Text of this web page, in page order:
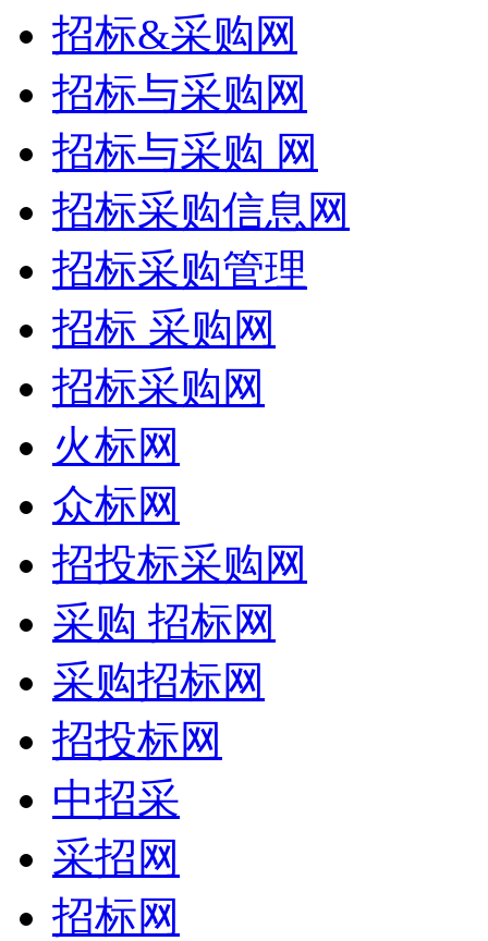
招标&采购网
招标与采购网
招标与采购 网
招标采购信息网
招标采购管理
招标 采购网
招标采购网
火标网
众标网
招投标采购网
采购 招标网
采购招标网
招投标网
中招采
采招网
招标网